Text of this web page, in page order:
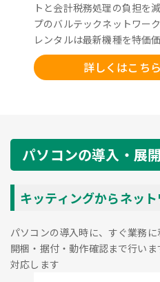
トと会計税務処理の負担を
プのバルテックネットワー
レンタルは最新機種を特価
詳しくはこち
パソコンの導入・展
キッティングからネッ
パソコンの導入時に、すぐ業務に
開梱・据付・動作確認まで行い
対応します